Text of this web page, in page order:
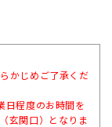
かじめご了承くだ
日程度のお時間を
玄関口）となりま